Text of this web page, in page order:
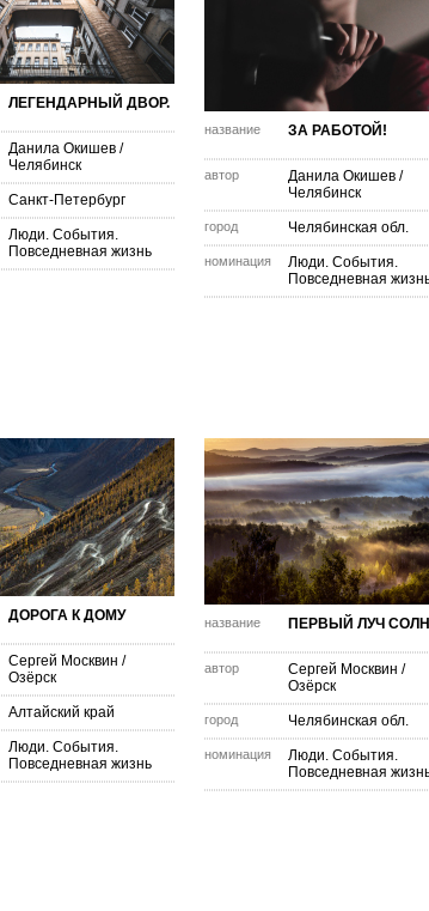
ЛЕГЕНДАРНЫЙ ДВОР.
Данила Окишев /
Челябинск
Санкт-Петербург
Люди. События.
Повседневная жизнь
название ЗА РАБОТОЙ!
автор Данила Окишев /
Челябинск
город Челябинская обл.
номинация
Люди. События.
Повседневная
ДОРОГА К ДОМУ
Сергей Москвин /
Озёрск
Алтайский край
Люди. События.
Повседневная жизнь
название ПЕРВЫЙ ЛУЧ
автор Сергей Москвин /
Озёрск
город Челябинская обл.
номинация
Люди. События.
Повседневная